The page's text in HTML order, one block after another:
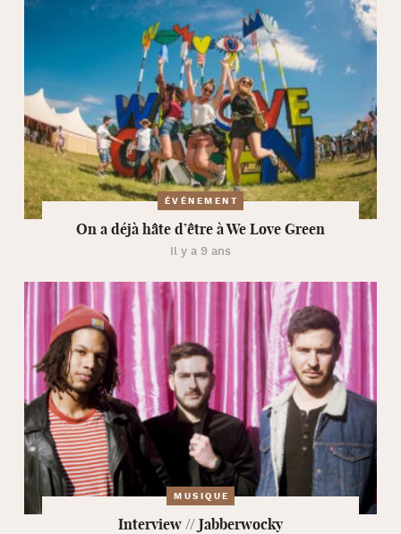
ÉVÉNEMENT
On a déjà hâte d’être à We Love Green
Il y a 9 ans
MUSIQUE
Interview // Jabberwocky